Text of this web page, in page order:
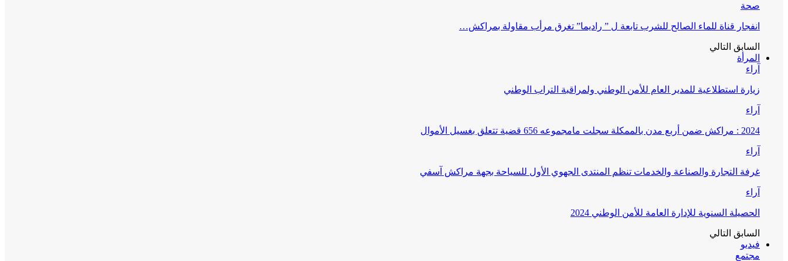
صحة
انفجار قناة للماء الصالح للشرب تابعة ل ” راديما” تغرق مرأب مقاولة بمراكش…
السابق التالي
المرأة
آراء
زيارة استطلاعية للمدير العام للأمن الوطني ولمراقبة التراب الوطني
آراء
2024 : مراكش ضمن أربع مدن بالممكلة سجلت مامجموعه 656 قضية تتعلق بغسيل الأموال
آراء
غرفة التجارة والصناعة والخدمات تنظم المنتدى الجهوي الأول للسياحة بجهة مراكش آسفي
آراء
الحصيلة السنوية للإدارة العامة للأمن الوطني 2024
السابق التالي
فيديو
مجتمع